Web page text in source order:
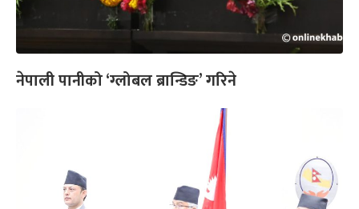
नेपाली पानीको ‘ग्लोबल ब्रान्डिङ’ गरिने